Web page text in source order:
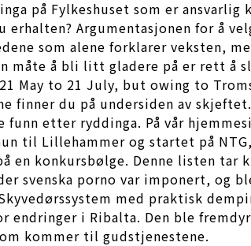
på Fylkeshuset som er ansvarlig
Argumentasjonen for å
som alene forklarer veksten,
måte å bli litt gladere på er rett å
May to 21 July, but owing to
finner du på undersiden av
etter ryddinga. På vår
til Lillehammer og startet på
en konkursbølge. Denne listen tar
svenska porno var imponert, og
med praktisk
i Ribalta. Den ble
kommer til gudstjenestene.